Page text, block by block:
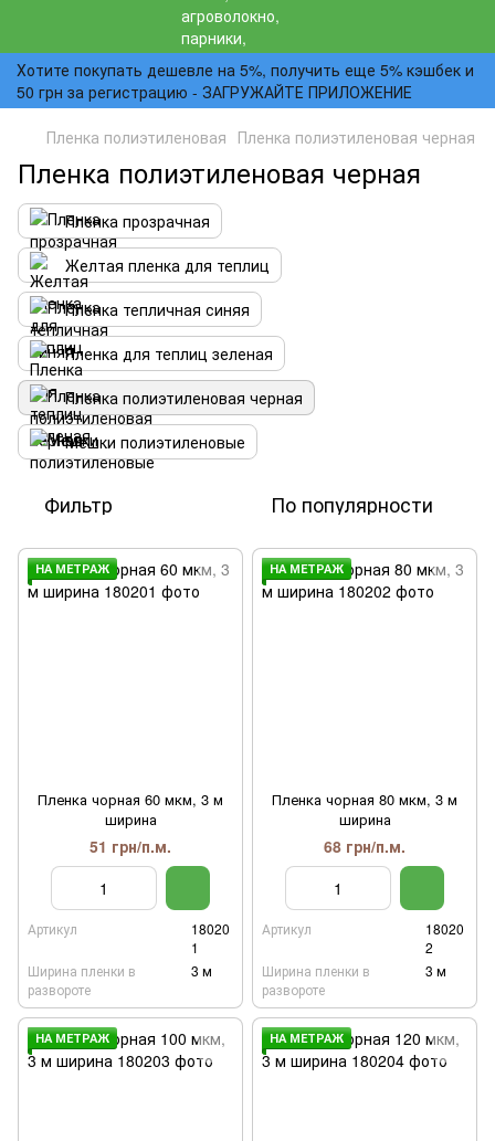
Хотите покупать дешевле на 5%, получить еще 5% кэшбек и
50 грн за регистрацию - ЗАГРУЖАЙТЕ ПРИЛОЖЕНИЕ
Пленка полиэтиленовая Пленка полиэтиленовая черная
Пленка полиэтиленовая черная
Пленка прозрачная
Желтая пленка для теплиц
Пленка тепличная синяя
Пленка для теплиц зеленая
Пленка полиэтиленовая черная
Мешки полиэтиленовые
Фильтр По популярности
НА МЕТРАЖ
Пленка чорная 60 мкм, 3 м
ширина
51 грн/п.м.
Артикул
18020
1
Ширина пленки в
развороте
3 м
НА МЕТРАЖ
Пленка чорная 80 мкм, 3 м
ширина
68 грн/п.м.
Артикул
18020
2
Ширина пленки в
развороте
3 м
НА МЕТРАЖ НА МЕТРАЖ